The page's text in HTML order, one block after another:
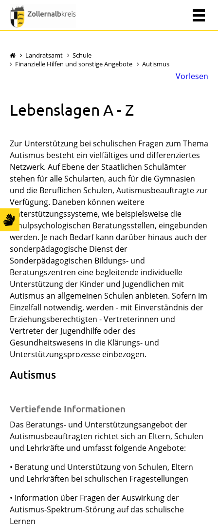
Landratsamt
Schule
Finanzielle Hilfen und sonstige Angebote
Autismus
Vorlesen
Lebenslagen A - Z
Autismus
Zur Unterstützung bei schulischen Fragen zum Thema
Autismus besteht ein vielfältiges und differenziertes
Netzwerk. Auf Ebene der Staatlichen Schulämter
stehen für alle Schularten, auch für die Gymnasien
und die Beruflichen Schulen, Autismusbeauftragte zur
Verfügung. Daneben können weitere
Unterstützungssysteme, wie beispielsweise die
schulpsychologischen Beratungsstellen, eingebunden
werden. Je nach Bedarf kann darüber hinaus auch der
sonderpädagogische Dienst der
Sonderpädagogischen Bildungs- und
Beratungszentren eine begleitende individuelle
Unterstützung der Kinder und Jugendlichen mit
Autismus an allgemeinen Schulen anbieten. Sofern im
Einzelfall notwendig, werden - mit Einverständnis der
Erziehungsberechtigten - Vertreterinnen und
Vertreter der Jugendhilfe oder des
Gesundheitswesens in die Klärungs- und
Unterstützungsprozesse einbezogen.
Vertiefende Informationen
Das Beratungs- und Unterstützungsangebot der
Autismusbeauftragten richtet sich an Eltern, Schulen
und Lehrkräfte und umfasst folgende Angebote:
• Beratung und Unterstützung von Schulen, Eltern
und Lehrkräften bei schulischen Fragestellungen
• Information über Fragen der Auswirkung der
Autismus-Spektrum-Störung auf das schulische
Lernen